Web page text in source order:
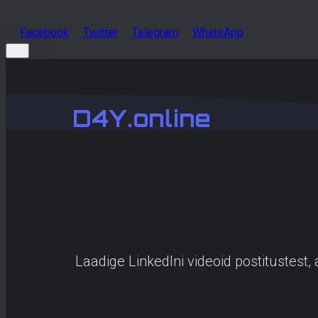
Facebook Twitter Telegram WhatsApp
D4Y.online
Laadige LinkedIni videoid